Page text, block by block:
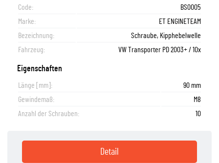
Code:
BS0005
Marke:
ET ENGINETEAM
Bezeichnung:
Schraube, Kipphebelwelle
Fahrzeug:
VW Transporter PD 2003+ / 10x
Eigenschaften
Länge [mm]:
90 mm
Gewindemaß:
M8
Anzahl der Schrauben:
10
Detail